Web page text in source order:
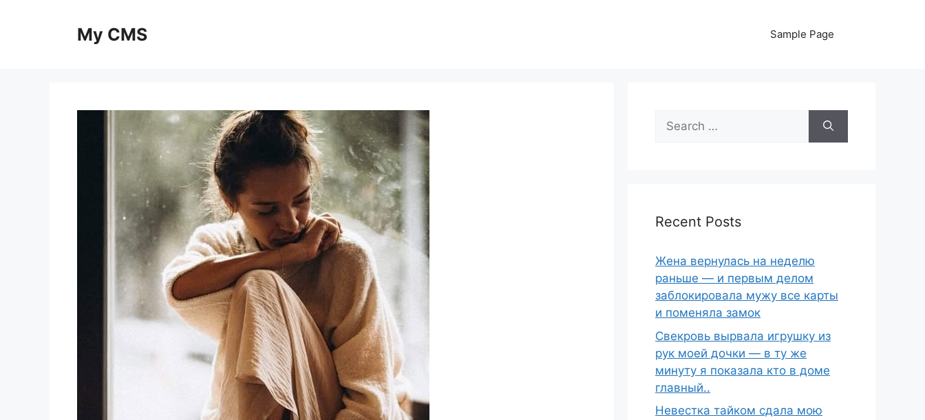
My CMS Sample Page
Search
for:
Recent Posts
Жена вернулась на неделю
раньше — и первым делом
заблокировала мужу все карты
и поменяла замок
Свекровь вырвала игрушку из
рук моей дочки — в ту же
минуту я показала кто в доме
главный..
Невестка тайком сдала мою